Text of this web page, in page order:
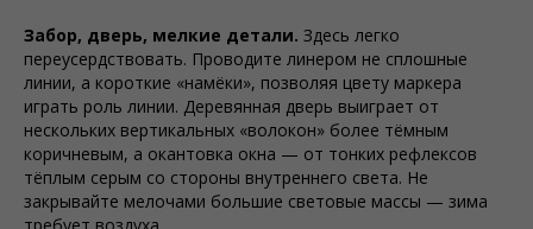
Забор, дверь, мелкие детали. Здесь легко
переусердствовать. Проводите линером не сплошные
линии, а короткие «намёки», позволяя цвету маркера
играть роль линии. Деревянная дверь выиграет от
нескольких вертикальных «волокон» более тёмным
коричневым, а окантовка окна — от тонких рефлексов
тёплым серым со стороны внутреннего света. Не
закрывайте мелочами большие световые массы — зима